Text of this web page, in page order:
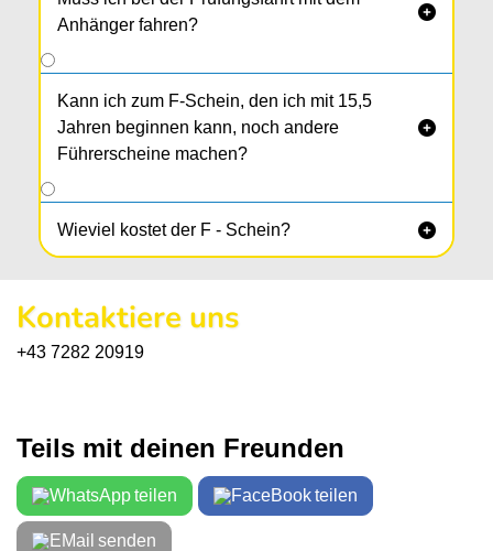
Anhänger fahren?

Kann ich zum F-Schein, den ich mit 15,5
Jahren beginnen kann, noch andere
Führerscheine machen?

Wieviel kostet der F - Schein? 
Kontaktiere uns
+43 7282 20919
Teils mit deinen Freunden
teilen teilen
senden